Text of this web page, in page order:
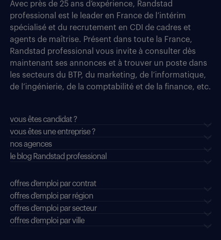
Avec près de 25 ans d’expérience, Randstad
professional est le leader en France de l’intérim
spécialisé et du recrutement en CDI de cadres et
agents de maîtrise. Présent dans toute la France,
Randstad professional vous invite à consulter dès
maintenant ses annonces et à trouver un poste dans
les secteurs du BTP, du marketing, de l’informatique,
de l’ingénierie, de la comptabilité et de la finance, etc.
vous êtes candidat ?
vous êtes une entreprise ?
nos agences
le blog Randstad professional
offres d'emploi par contrat
offres d'emploi par région
offres d'emploi par secteur
offres d’emploi par ville